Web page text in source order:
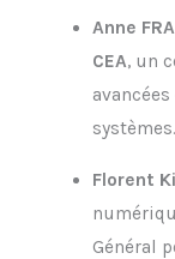
Anne
CEA, un
systèmes.
Florent
Général